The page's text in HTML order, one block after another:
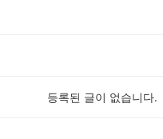
등록된 글이 없습니다.